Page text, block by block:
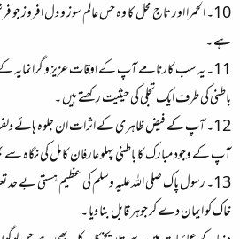
10۔ الحمرا اور تاج محل کا وہ حس عالم سوز و دل
ہے ۔
11۔ یہ سب کارنامے آپ کے اوقات عزیز و گرانمایہ
باطنی کی طرف ایک تجلی کی حیثیت رکھتے ہیں ۔
12۔ آپ کے فیض ظاہری کے اثرات ان جلوہ ہائے
آپ کے وجود مبارک کا باطنی پہلو عارفان کامل کی نگاہ
13۔ رسول پاک صلی اللہ علیہ وسلم کی عظیم ہستی
خاک کو ایمان دے کر جوہر قابل بنا دیا ۔